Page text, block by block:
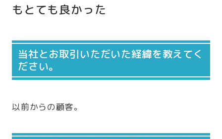
もとても良かった
当社とお取引いただいた経緯を教えてく
ださい。
以前からの顧客。